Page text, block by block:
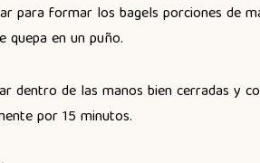
para formar los bagels porciones de
quepa en un puño.
dentro de las manos bien cerradas y
por 15 minutos.